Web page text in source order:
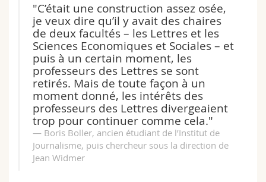
"C’était une construction assez osée,
je veux dire qu’il y avait des chaires
de deux facultés – les Lettres et les
Sciences Economiques et Sociales – et
puis à un certain moment, les
professeurs des Lettres se sont
retirés. Mais de toute façon à un
moment donné, les intérêts des
professeurs des Lettres divergeaient
trop pour continuer comme cela."
Boris Boller, ancien étudiant de l’Institut de
Journalisme, puis chercheur sous la direction de
Jean Widmer